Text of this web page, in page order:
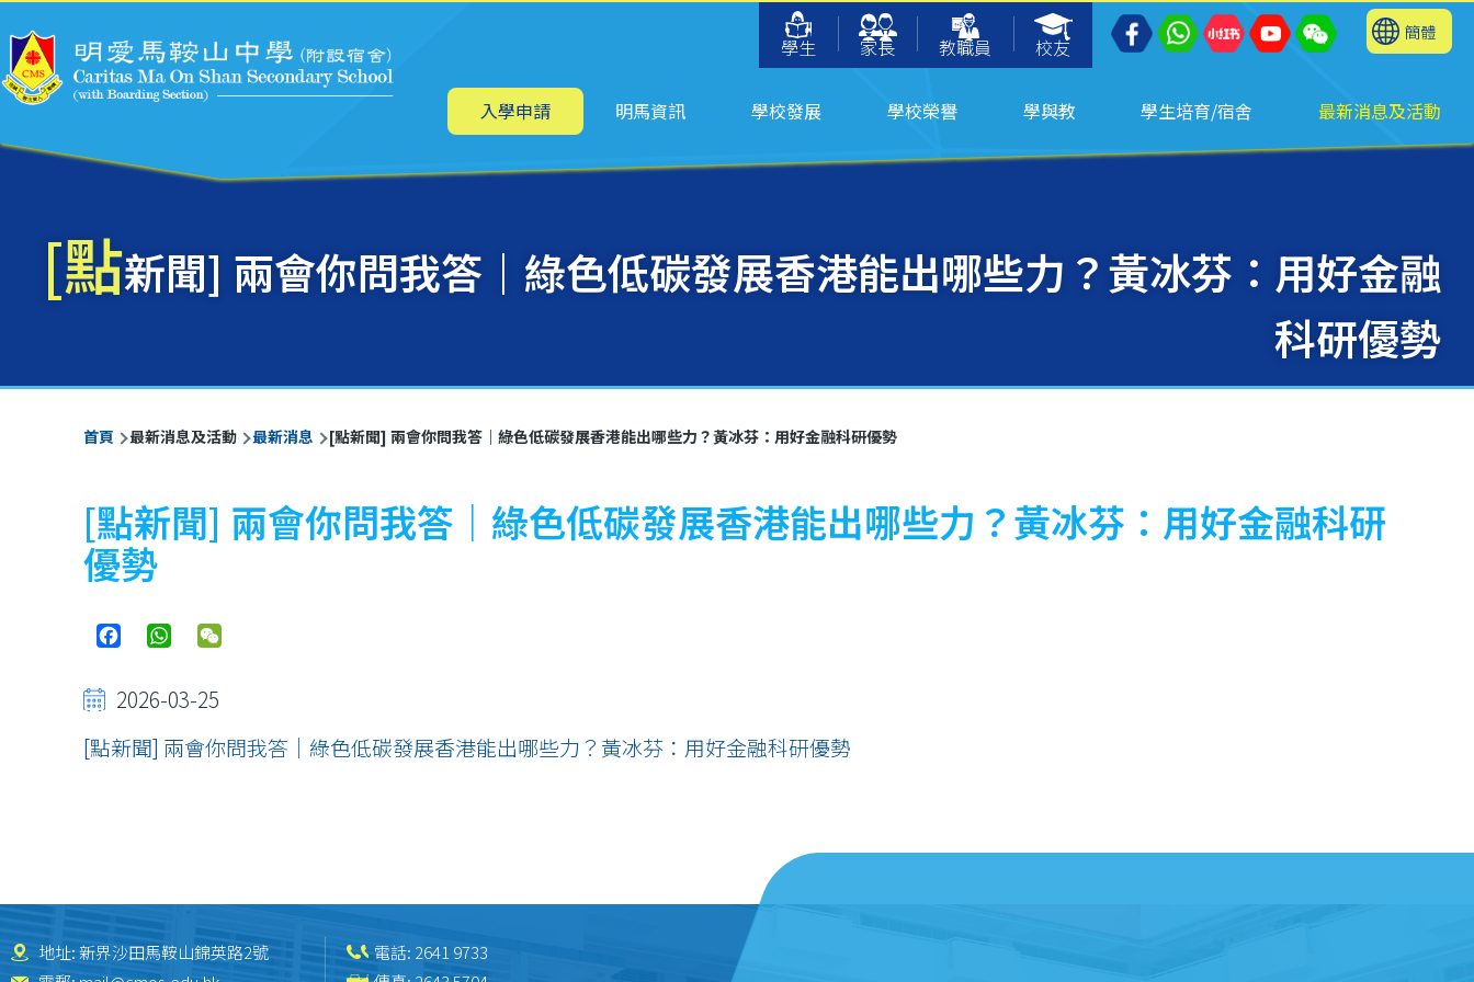
學生
家長 教職員 校友
簡體
主
航 入學申請 明馬資訊 學校發展 學校榮譽 學與教 學生培育/宿舍 最新消息及活動
[點新聞] 兩會你問我答｜綠色低碳發展香港能出哪些力？黃冰芬：用好金融
科研優勢
導
航
連
結
首頁 最新消息及活動 最新消息 [點新聞] 兩會你問我答｜綠色低碳發展香港能出哪些力？黃冰芬：用好金融科研優勢
[點新聞] 兩會你問我答｜綠色低碳發展香港能出哪些力？黃冰芬：用好金融科研
優勢
FacebookWhatsApp
2026-03-25
[點新聞] 兩會你問我答｜綠色低碳發展香港能出哪些力？黃冰芬：用好金融科研優勢
地址: 新界沙田馬鞍山錦英路2號
電話: 2641 9733